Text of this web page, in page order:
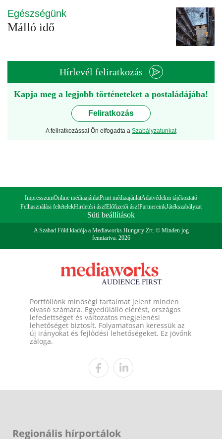
Egészségünk
Málló idő
Hírlevél feliratkozás
Kapja meg a legjobb történeteket a postaládájába!
Feliratkozás
A feliratkozással Ön elfogadta a Szabályzatunkat
ImpresszumOnline médiaajánlatPrint médiaajánlatAdatvédelmi tájékoztató
Felhasználási feltételekHirdetési ászfElőfizetői ászfPartnereinkJátékszabályzat
Süti beállítások
A Szabad Föld kiadója a Mediaworks Hungary Zrt. © Minden jog
fenntartva. 2026
Portfóliónk minőségi tartalmat jelent minden
olvasó számára. Egyedülálló elérést, országos
lefedettséget és változatos megjelenési
lehetőséget biztosít. Folyamatosan keressük az
új irányokat és fejlődési lehetőségeket. Ez jövőnk
záloga.
Regionális hírportálok